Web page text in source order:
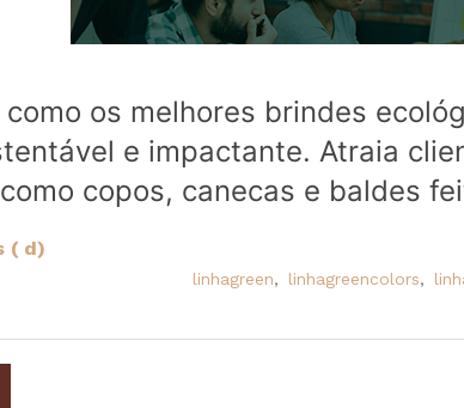
como os melhores brindes
e impactante. Atraia
copos, canecas e baldes
linhagreen, linhagreencolors,
( d)